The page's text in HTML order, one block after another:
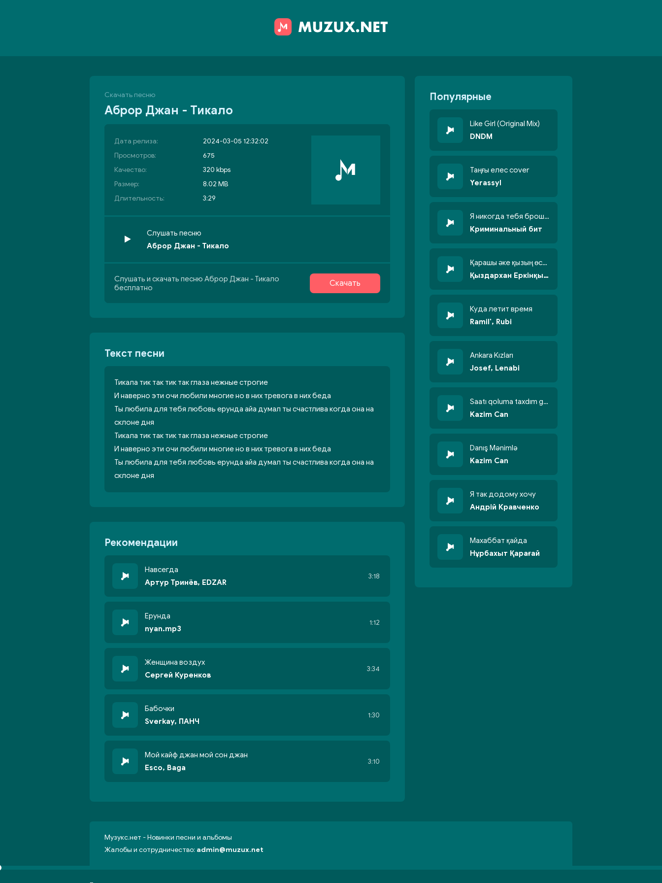
Скачать песню
Аброр Джан - Тикало
Дата релиза:
2024-03-05 12:32:02
Просмотров:
675
Качество:
320 kbps
Размер:
8.02 MB
Длительность:
3:29
Слушать песню
Аброр Джан - Тикало
Слушать и скачать песню Аброр Джан - Тикало
бесплатно
Скачать
Текст песни
Тикала тик так тик так глаза нежные строгие
И наверно эти очи любили многие но в них тревога в них беда
Ты любила для тебя любовь ерунда айа думал ты счастлива когда она на
склоне дня
Тикала тик так тик так глаза нежные строгие
И наверно эти очи любили многие но в них тревога в них беда
Ты любила для тебя любовь ерунда айа думал ты счастлива когда она на
склоне дня
Рекомендации
Навсегда
Артур Тринёв, EDZAR
3:18
Ерунда
nyan.mp3
1:12
Женщина воздух
Сергей Куренков
3:34
Бабочки
Sverkay, ПАНЧ
1:30
Мой кайф джан мой сон джан
Esco, Baga
3:10
Популярные
Like Girl (Original Mix)
DNDM
Таңғы елес cover
Yerassyl
Я никогда тебя брошу никогда не кину
Криминальный бит
Қарашы әке қызың өсті бойжеттіп
Қыздархан Еркінқызы
Куда летит время
Ramil', Rubi
Ankara Kızları
Josef, Lenabi
Saatı qoluma taxdım göyün üzünə qalxdım
Kazim Can
Danış Mənimlə
Kazim Can
Я так додому хочу
Андрій Кравченко
Махаббат қайда
Нұрбахыт Қарағай
Музукс.нет - Новинки песни и альбомы
Жалобы и сотрудничество: admin@muzux.net